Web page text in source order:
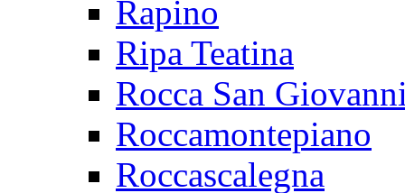
Rapino
Ripa Teatina
Rocca San
Roccamontepiano
Roccascalegna